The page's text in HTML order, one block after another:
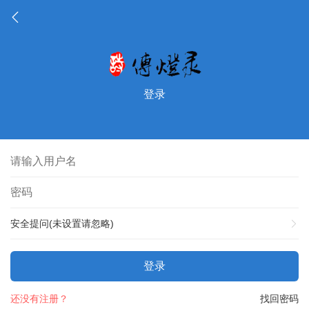
登录
安全提问(未设置请忽略)
登录
找回密码
还没有注册？